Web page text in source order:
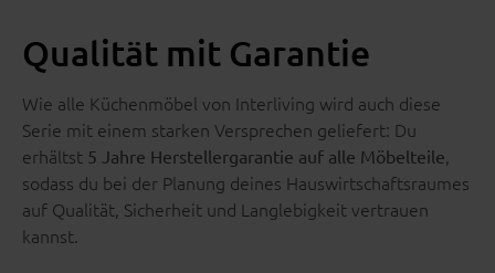
Qualität mit Garantie
Wie alle Küchenmöbel von Interliving wird auch diese
Serie mit einem starken Versprechen geliefert: Du
erhältst 5 Jahre Herstellergarantie auf alle Möbelteile,
sodass du bei der Planung deines Hauswirtschaftsraumes
auf Qualität, Sicherheit und Langlebigkeit vertrauen
kannst.